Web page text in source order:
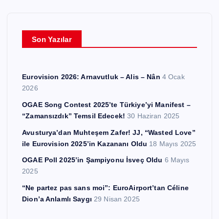
Son Yazılar
Eurovision 2026: Arnavutluk – Alis – Nân 4 Ocak
2026
OGAE Song Contest 2025’te Türkiye’yi Manifest –
“Zamansızdık” Temsil Edecek! 30 Haziran 2025
Avusturya’dan Muhteşem Zafer! JJ, “Wasted Love”
ile Eurovision 2025’in Kazananı Oldu 18 Mayıs 2025
OGAE Poll 2025’in Şampiyonu İsveç Oldu 6 Mayıs
2025
“Ne partez pas sans moi”: EuroAirport’tan Céline
Dion’a Anlamlı Saygı 29 Nisan 2025